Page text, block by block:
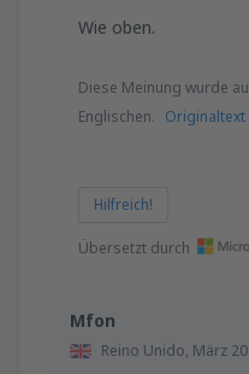
AB 49EUR
Mfon
Reino Unido, März
Wie oben.
Diese Meinung wurde
Englischen.
Hilfreich!
Übersetzt durch